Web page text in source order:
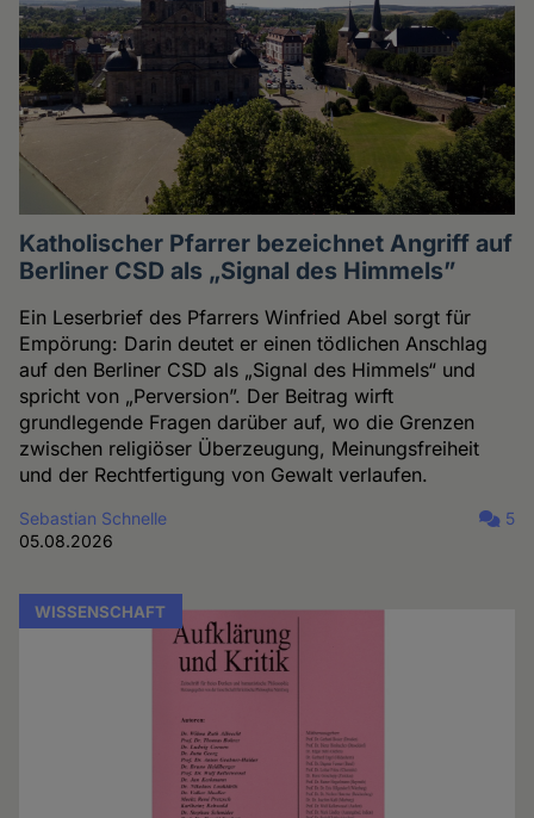
Katholischer Pfarrer bezeichnet Angriff auf
Berliner CSD als „Signal des Himmels”
Ein Leserbrief des Pfarrers Winfried Abel sorgt für
Empörung: Darin deutet er einen tödlichen Anschlag
auf den Berliner CSD als „Signal des Himmels“ und
spricht von „Perversion”. Der Beitrag wirft
grundlegende Fragen darüber auf, wo die Grenzen
zwischen religiöser Überzeugung, Meinungsfreiheit
und der Rechtfertigung von Gewalt verlaufen.
Sebastian Schnelle
05.08.2026
5
WISSENSCHAFT